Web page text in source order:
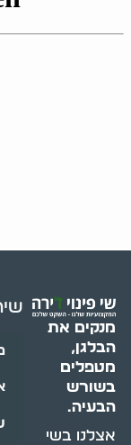
מנקים את
הבלגן,
מטפלים
בשורש
הבעיה.
אצלנו בשי